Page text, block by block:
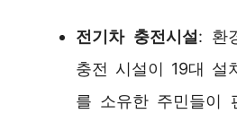
전기차 충전시설: 환
충전 시설이 19대 설
를 소유한 주민들이